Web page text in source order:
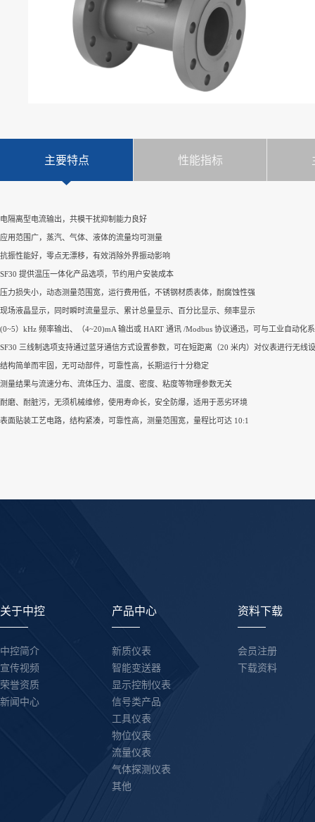
主要特点 性能指标
电隔离型电流输出，共模干扰抑制能力良好
应用范围广，蒸汽、气体、液体的流量均可测量
抗振性能好，零点无漂移，有效消除外界振动影响
SF30 提供温压一体化产品选项，节约用户安装成本
压力损失小，动态测量范围宽，运行费用低，不锈钢材质表体，耐腐蚀性强
现场液晶显示，同时瞬时流量显示、累计总量显示、百分比显示、频率显示
(0~5）kHz 频率输出、（4~20)mA 输出或 HART 通讯 /Modbus 协议通迅，可与工业自动化
SF30 三线制选项支持通过蓝牙通信方式设置参数，可在短距离（20 米内）对仪表进行无线
结构简单而牢固，无可动部件，可靠性高，长期运行十分稳定
测量结果与流速分布、流体压力、温度、密度、粘度等物理参数无关
耐磨、耐脏污，无须机械维修，使用寿命长，安全防爆，适用于恶劣环境
表面贴装工艺电路，结构紧凑，可靠性高，测量范围宽，量程比可达 10:1
关于中控
中控简介
宣传视频
荣誉资质
新闻中心
产品中心
新质仪表
智能变送器
显示控制仪表
信号类产品
工具仪表
物位仪表
流量仪表
气体探测仪表
其他
资料下载
会员注册
下载资料